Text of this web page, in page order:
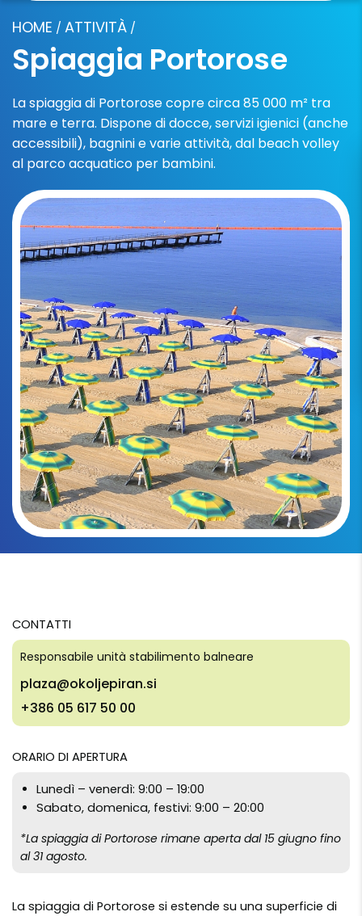
HOME / ATTIVITÀ /
Spiaggia Portorose
La spiaggia di Portorose copre circa 85 000 m² tra
mare e terra. Dispone di docce, servizi igienici (anche
accessibili), bagnini e varie attività, dal beach volley
al parco acquatico per bambini.
La spiaggia di Portorose si estende su una superficie di
CONTATTI
Responsabile unità stabilimento balneare
plaza@okoljepiran.si
+386 05 617 50 00
ORARIO DI APERTURA
Lunedì – venerdì: 9:00 – 19:00
Sabato, domenica, festivi: 9:00 – 20:00
*La spiaggia di Portorose rimane aperta dal 15 giugno fino
al 31 agosto.